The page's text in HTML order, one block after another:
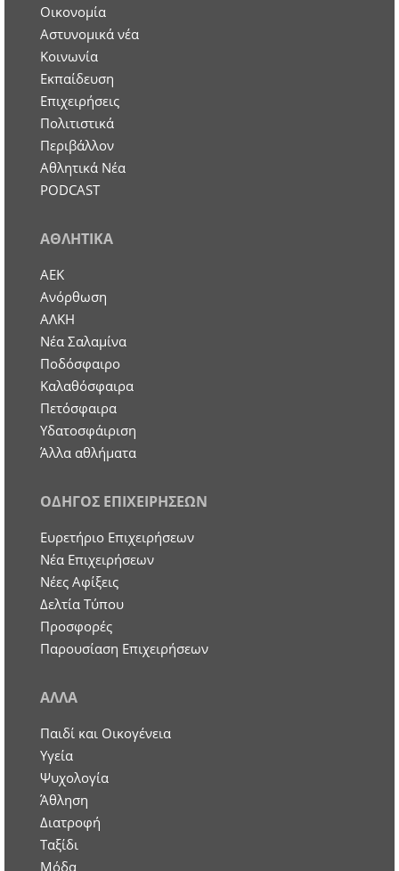
Οικονομία
Aστυνομικά νέα
Κοινωνία
Εκπαίδευση
Επιχειρήσεις
Πολιτιστικά
Περιβάλλον
Αθλητικά Νέα
PODCAST
ΑΘΛΗΤΙΚΑ
ΑΕΚ
Ανόρθωση
ΑΛΚΗ
Νέα Σαλαμίνα
Ποδόσφαιρο
Καλαθόσφαιρα
Πετόσφαιρα
Υδατοσφάιριση
Άλλα αθλήματα
ΟΔΗΓΟΣ ΕΠΙΧΕΙΡΗΣΕΩΝ
Ευρετήριο Επιχειρήσεων
Nέα Επιχειρήσεων
Νέες Αφίξεις
Δελτία Τύπου
Προσφορές
Παρουσίαση Επιχειρήσεων
ΑΛΛΑ
Παιδί και Οικογένεια
Υγεία
Ψυχολογία
Άθληση
Διατροφή
Ταξίδι
Μόδα